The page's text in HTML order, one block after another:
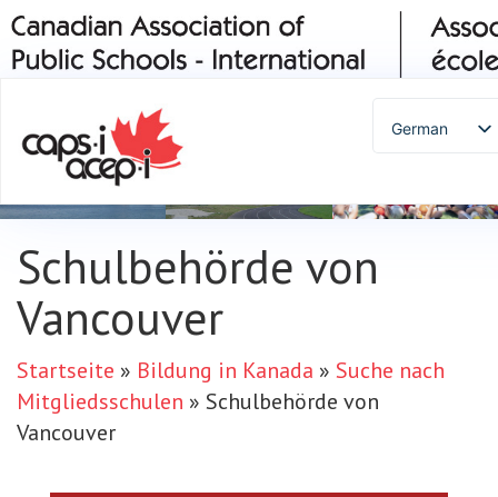
German
Schulbehörde von
Vancouver
Startseite » Bildung in Kanada » Suche nach
Mitgliedsschulen » Schulbehörde von
Vancouver